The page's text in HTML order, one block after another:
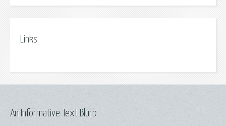
Links
An Informative Text Blurb